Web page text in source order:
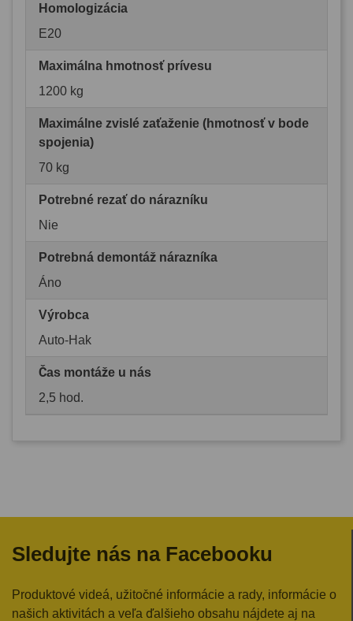
Homologizácia
E20
Maximálna hmotnosť prívesu
1200 kg
Maximálne zvislé zaťaženie (hmotnosť v bode
spojenia)
70 kg
Potrebné rezať do nárazníku
Nie
Potrebná demontáž nárazníka
Áno
Výrobca
Auto-Hak
Čas montáže u nás
2,5 hod.
Sledujte nás na Facebooku
Produktové videá, užitočné informácie a rady, informácie o
našich aktivitách a veľa ďalšieho obsahu nájdete aj na